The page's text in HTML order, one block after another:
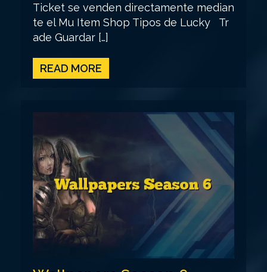
Ticket se venden directamente median
te el Mu Item Shop Tipos de Lucky Tr
ade Guardar […]
READ MORE